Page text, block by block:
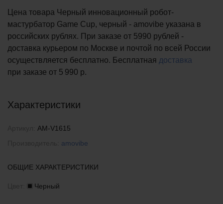
Цена товара Черный инновационный робот-
мастурбатор Game Cup, черный - amovibe указана в
российских рублях. При заказе от 5990 рублей -
доставка курьером по Москве и почтой по всей России
осуществляется бесплатно. Бесплатная доставка
при заказе от 5 990 р.
Характеристики
AM-V1615
amovibe
ОБЩИЕ ХАРАКТЕРИСТИКИ
Черный